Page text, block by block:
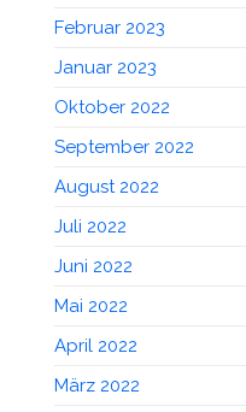
Februar 2023
Januar 2023
Oktober 2022
September 2022
August 2022
Juli 2022
Juni 2022
Mai 2022
April 2022
März 2022